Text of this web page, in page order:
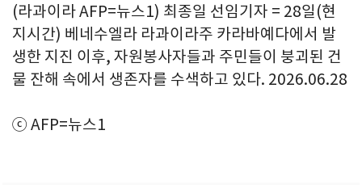
(라과이라 AFP=뉴스1) 최종일 선임기자 = 28일(현
지시간) 베네수엘라 라과이라주 카라바예다에서 발
생한 지진 이후, 자원봉사자들과 주민들이 붕괴된 건
물 잔해 속에서 생존자를 수색하고 있다. 2026.06.28
ⓒ AFP=뉴스1